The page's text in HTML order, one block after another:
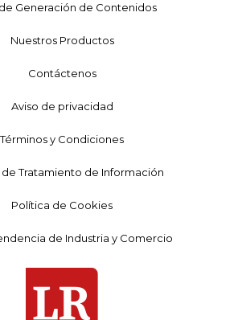
Generación de Contenidos
Nuestros Productos
Contáctenos
Aviso de privacidad
Términos y Condiciones
Tratamiento de Información
Política de Cookies
de Industria y Comercio